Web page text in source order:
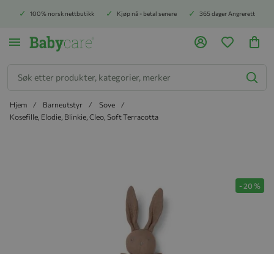
100% norsk nettbutikk Kjøp nå - betal senere 365 dager Angrerett
Hjem Barneutstyr
Sove
Kosefille, Elodie, Blinkie, Cleo, Soft Terracotta
Hopp til slutten av bildegalleriet -20 %